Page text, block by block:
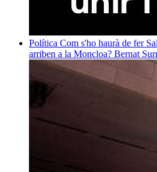
Política Com s'ho haurà de fer
arriben a la Moncloa? Bernat